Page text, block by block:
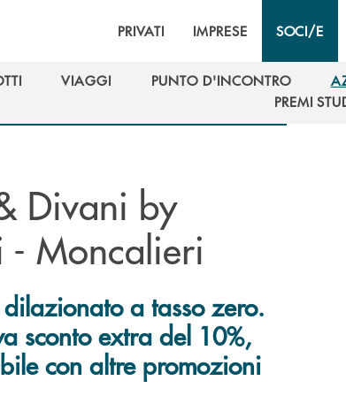
PRIVATI IMPRESE SOCI/E
VIAGGI
PUNTO D'INCONTRO
PUNTO D'INCONTROPREMI
PREMI
Divani by
- Moncalieri
a tasso zero.
sconto extra del 10%,
con altre promozioni